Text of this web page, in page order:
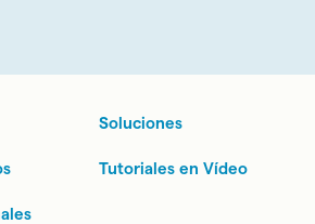
Soluciones
Tutoriales en Vídeo